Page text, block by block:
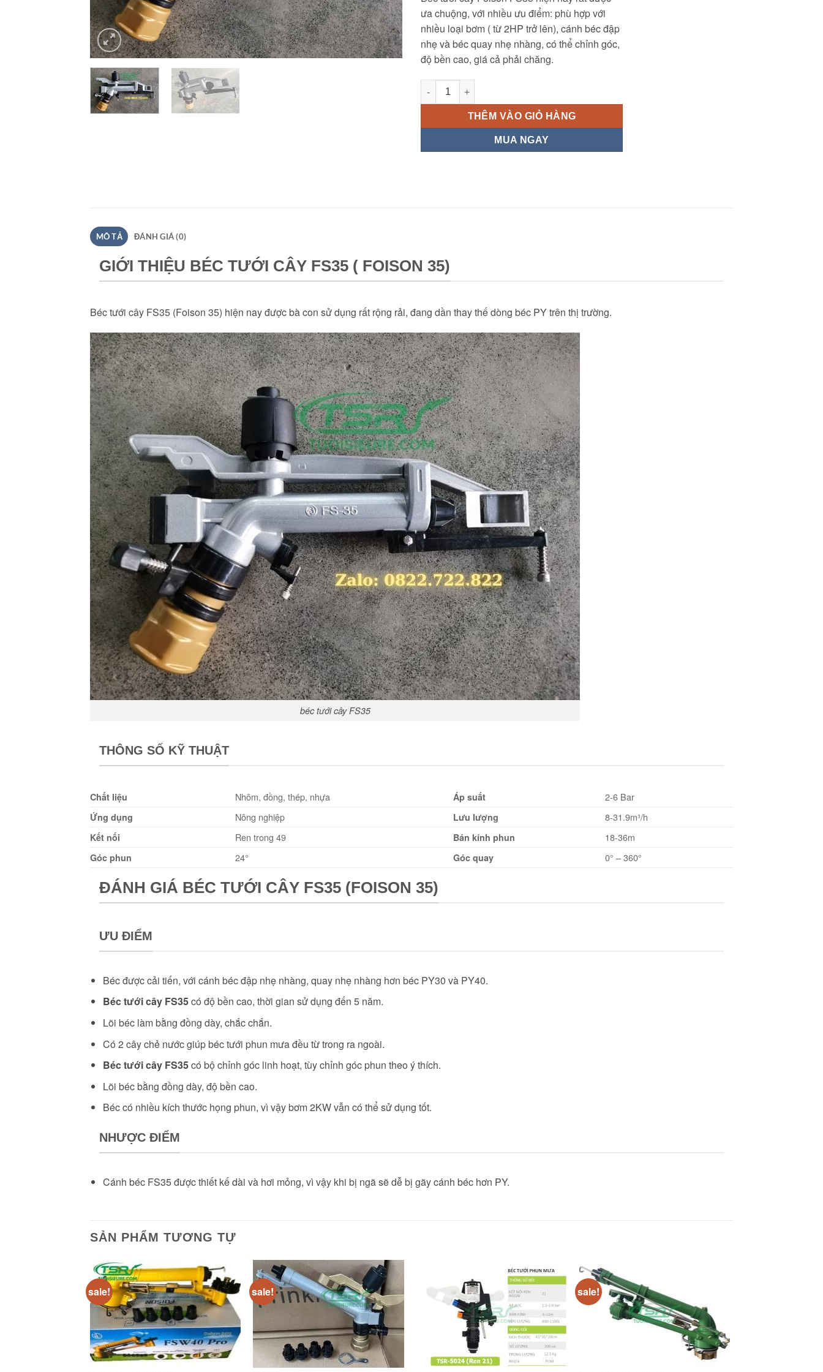
ưa chuộng, với nhiều ưu điểm: phù hợp với
nhiều loại bơm ( từ 2HP trở lên), cánh béc đập
nhẹ và béc quay nhẹ nhàng, có thể chỉnh góc,
độ bền cao, giá cả phải chăng.
Béc tưới cây FS35 (Foison 35) số lượng
THÊM VÀO GIỎ HÀNG
MUA NGAY
MÔ TẢ ĐÁNH GIÁ (0)
GIỚI THIỆU BÉC TƯỚI CÂY FS35 ( FOISON 35)
Béc tưới cây FS35 (Foison 35) hiện nay được bà con sử dụng rất rộng rải, đang dần thay thế dòng béc PY trên thị trường.
béc tưới cây FS35
THÔNG SỐ KỸ THUẬT
Chất liệu Nhôm, đồng, thép, nhựa Áp suất 2-6 Bar
Ứng dụng Nông nghiệp Lưu lượng 8-31.9m³/h
Kết nối Ren trong 49 Bán kính phun 18-36m
Góc phun 24° Góc quay 0° – 360°
ĐÁNH GIÁ BÉC TƯỚI CÂY FS35 (FOISON 35)
ƯU ĐIỂM
Béc được cải tiến, với cánh béc đập nhẹ nhàng, quay nhẹ nhàng hơn béc PY30 và PY40.
Béc tưới cây FS35có độ bền cao, thời gian sử dụng đến 5 năm.
Lõi béc làm bằng đồng dày, chắc chắn.
Có 2 cây chẻ nước giúp béc tưới phun mưa đều từ trong ra ngoài.
Béc tưới cây FS35có bộ chỉnh góc linh hoạt, tùy chỉnh góc phun theo ý thích.
Lõi béc bằng đồng dày, độ bền cao.
Béc có nhiều kích thước họng phun, vì vậy bơm 2KW vẫn có thể sử dụng tốt.
NHƯỢC ĐIỂM
Cánh béc FS35 được thiết kế dài và hơi mỏng, vì vậy khi bị ngã sẽ dễ bị gãy cánh béc hơn PY.
SẢN PHẨM TƯƠNG TỰ
sale! sale! sale!